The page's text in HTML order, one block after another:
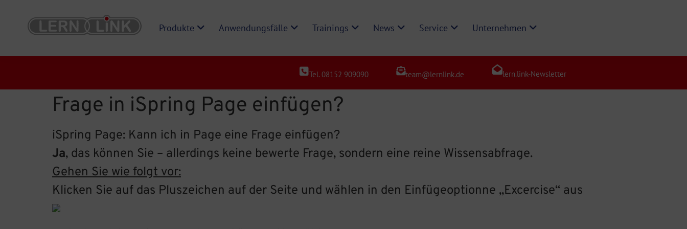
Produkte Anwendungsfälle Trainings News Service Unternehmen
Tel. 08152 909090 team@lernlink.de lern.link-Newsletter
Frage in iSpring Page einfügen?
iSpring Page: Kann ich in Page eine Frage einfügen?
Ja, das können Sie – allerdings keine bewerte Frage, sondern eine reine Wissensabfrage.
Gehen Sie wie folgt vor:
Klicken Sie auf das Pluszeichen auf der Seite und wählen in den Einfügeoptionne „Excercise“ aus